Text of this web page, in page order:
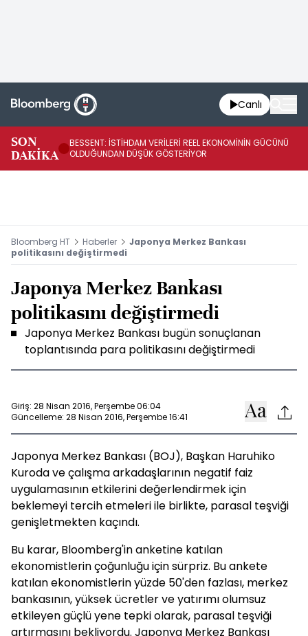
Canlı
SON
DAKİKA
BESSENT: İSTİHDAM VERİLERİ REEL EKONOMİNİN GÜCÜNÜ
OLDUĞUNDAN DÜŞÜK GÖSTERİYOR
Bloomberg HT Haberler
Japonya Merkez Bankası
politikasını değiştirmedi
Japonya Merkez Bankası
politikasını değiştirmedi
Japonya Merkez Bankası bugün sonuçlanan
toplantısında para politikasını değiştirmedi
Giriş: 28 Nisan 2016, Perşembe 06:04
Güncelleme: 28 Nisan 2016, Perşembe 16:41
Japonya Merkez Bankası (BOJ), Başkan Haruhiko
Kuroda ve çalışma arkadaşlarının negatif faiz
uygulamasının etkilerini değerlendirmek için
beklemeyi tercih etmeleri ile birlikte, parasal teşviği
genişletmekten kaçındı.
Bu karar, Bloomberg'in anketine katılan
ekonomistlerin çoğunluğu için sürpriz. Bu ankete
katılan ekonomistlerin yüzde 50'den fazlası, merkez
bankasının, yüksek ücretler ve yatırımı olumsuz
etkileyen güçlü yene tepki olarak, parasal teşviği
artırmasını bekliyordu. Japonya Merkez Bankası